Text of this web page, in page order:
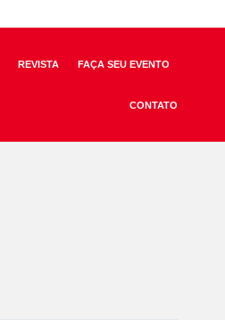
REVISTA FAÇA SEU EVENTO
CONTATO